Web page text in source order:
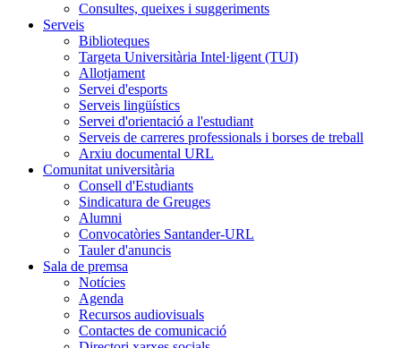
Consultes, queixes i suggeriments
Serveis
Biblioteques
Targeta Universitària Intel·ligent (TUI)
Allotjament
Servei d'esports
Serveis lingüístics
Servei d'orientació a l'estudiant
Serveis de carreres professionals i borses de treball
Arxiu documental URL
Comunitat universitària
Consell d'Estudiants
Sindicatura de Greuges
Alumni
Convocatòries Santander-URL
Tauler d'anuncis
Sala de premsa
Notícies
Agenda
Recursos audiovisuals
Contactes de comunicació